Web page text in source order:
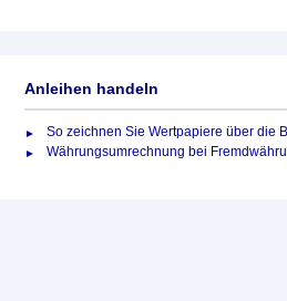
Anleihen handeln
So zeichnen Sie Wertpapiere über die
Währungsumrechnung bei